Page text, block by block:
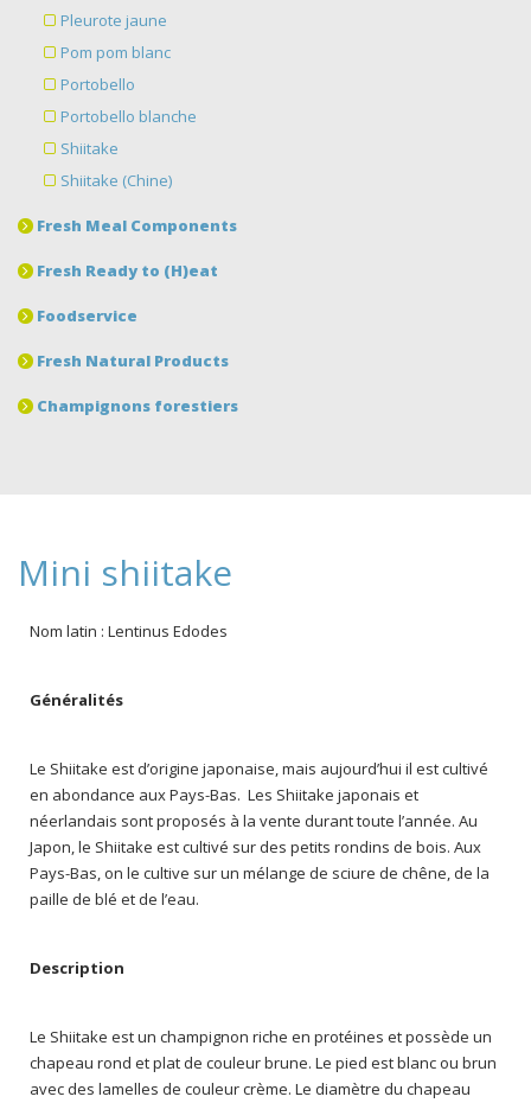
Pleurote jaune
Pom pom blanc
Portobello
Portobello blanche
Shiitake
Shiitake (Chine)
Fresh Meal Components
Fresh Ready to (H)eat
Foodservice
Fresh Natural Products
Champignons forestiers
Mini shiitake
Nom latin : Lentinus Edodes
Généralités
Le Shiitake est d’origine japonaise, mais aujourd’hui il est cultivé
en abondance aux Pays-Bas. Les Shiitake japonais et
néerlandais sont proposés à la vente durant toute l’année. Au
Japon, le Shiitake est cultivé sur des petits rondins de bois. Aux
Pays-Bas, on le cultive sur un mélange de sciure de chêne, de la
paille de blé et de l’eau.
Description
Le Shiitake est un champignon riche en protéines et possède un
chapeau rond et plat de couleur brune. Le pied est blanc ou brun
avec des lamelles de couleur crème. Le diamètre du chapeau